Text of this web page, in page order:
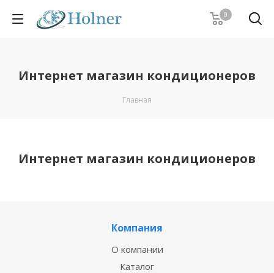
0
Интернет магазин кондиционеров
Главная
Интернет магазин кондиционеров
Компания
О компании
Каталог